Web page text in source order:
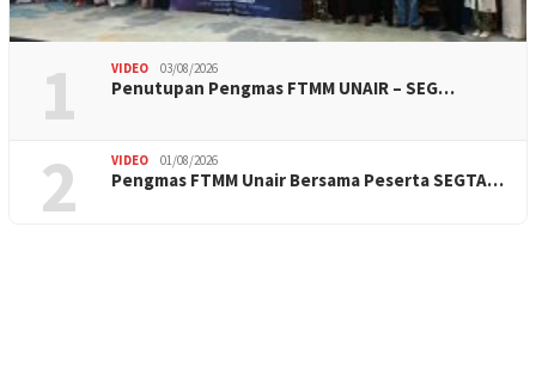
1 VIDEO 03/08/2026
Penutupan Pengmas FTMM UNAIR – SEG…
2 VIDEO 01/08/2026
Pengmas FTMM Unair Bersama Peserta SEGTA…